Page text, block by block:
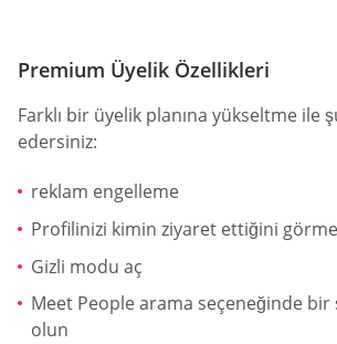
Premium Üyelik Özellikleri
Farklı bir üyelik planına yükseltme ile
edersiniz:
reklam engelleme
Profilinizi kimin ziyaret ettiğini
Gizli modu aç
Meet People arama seçeneğinde bir
olun